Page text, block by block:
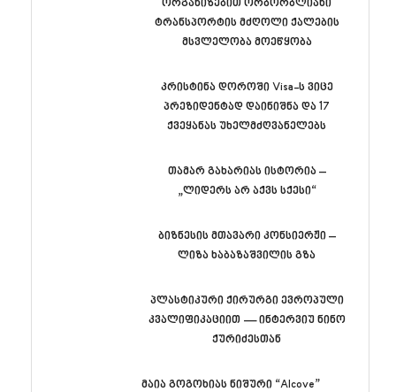
ორგანიზებით ორბორბლიანი
ტრანსპორტის მძღოლი ქალების
მსვლელობა მოეწყობა
კრისტინა დოროში Visa-ს ვიცე
პრეზიდენტად დაინიშნა და 17
ქვეყანას უხელმძღვანელებს
თამარ გახარიას ისტორია –
„ლიდერს არ აქვს სქესი“
ბიზნესის მთავარი კონსიერჟი –
ლიზა ხაბაზაშვილის გზა
პლასტიკური ქირურგი ევროპული
კვალიფიკაციით — ინტერვიუ ნინო
ქურიძესთან
მაია გოგოხიას ნიშური “Alcove”